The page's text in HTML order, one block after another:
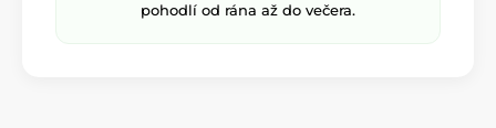
pohodlí od rána až do večera.